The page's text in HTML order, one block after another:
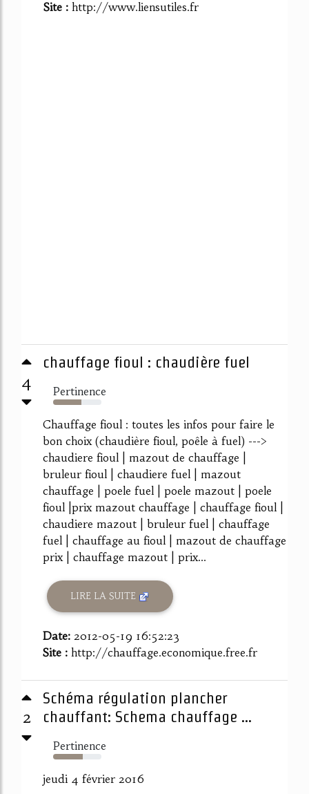
Site : http://www.liensutiles.fr
4
chauffage fioul : chaudière fuel
Pertinence
59%
Chauffage fioul : toutes les infos pour faire le
bon choix (chaudière fioul, poêle à fuel) --->
chaudiere fioul | mazout de chauffage |
bruleur fioul | chaudiere fuel | mazout
chauffage | poele fuel | poele mazout | poele
fioul |prix mazout chauffage | chauffage fioul |
chaudiere mazout | bruleur fuel | chauffage
fuel | chauffage au fioul | mazout de chauffage
prix | chauffage mazout | prix...
LIRE LA SUITE
Date: 2012-05-19 16:52:23
Site : http://chauffage.economique.free.fr
2
Schéma régulation plancher
chauffant: Schema chauffage ...
Pertinence
62%
jeudi 4 février 2016